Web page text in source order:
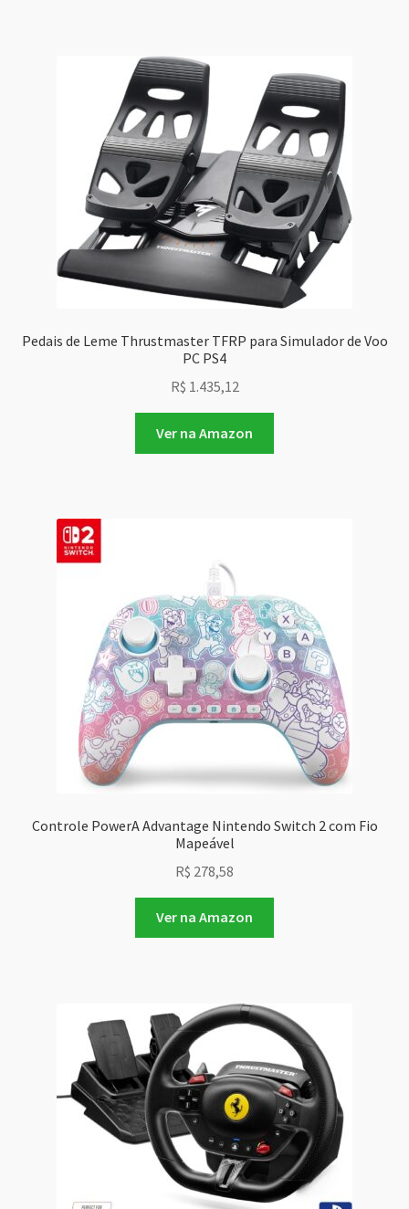
Pedais de Leme Thrustmaster TFRP para Simulador de Voo
PC PS4
R$ 1.435,12
Ver na Amazon
Controle PowerA Advantage Nintendo Switch 2 com Fio
Mapeável
R$ 278,58
Ver na Amazon